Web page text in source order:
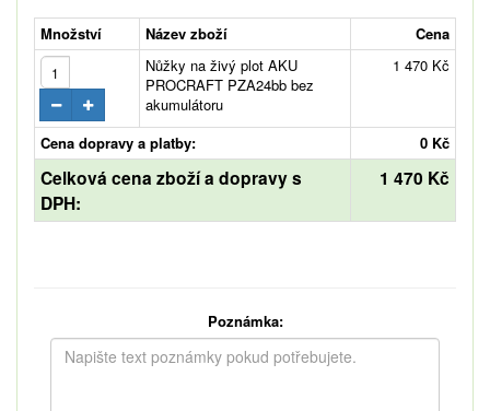
Množství Název zboží
Cena
Nůžky na živý plot AKU
PROCRAFT PZA24bb bez
akumulátoru
1 470 Kč
Cena dopravy a platby: 0 Kč
Celková cena zboží a dopravy s
DPH:
1 470 Kč
Poznámka: